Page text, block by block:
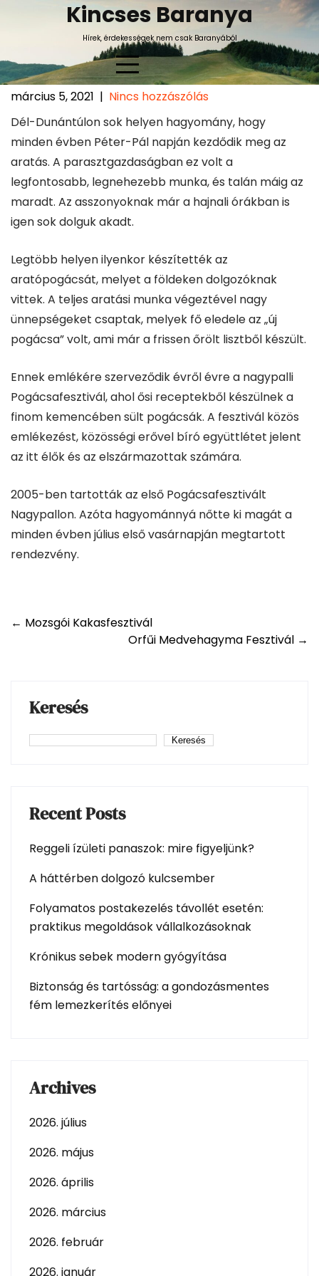
Kincses Baranya
Hírek, érdekességek nem csak Baranyából
Nagypall Pogácsafesztivál
március 5, 2021 | Nincs hozzászólás
Dél-Dunántúlon sok helyen hagyomány, hogy
minden évben Péter-Pál napján kezdődik meg az
aratás. A parasztgazdaságban ez volt a
legfontosabb, legnehezebb munka, és talán máig az
maradt. Az asszonyoknak már a hajnali órákban is
igen sok dolguk akadt.
Legtöbb helyen ilyenkor készítették az
aratópogácsát, melyet a földeken dolgozóknak
vittek. A teljes aratási munka végeztével nagy
ünnepségeket csaptak, melyek fő eledele az „új
pogácsa” volt, ami már a frissen őrölt lisztből készült.
Ennek emlékére szerveződik évről évre a nagypalli
Pogácsafesztivál, ahol ősi receptekből készülnek a
finom kemencében sült pogácsák. A fesztivál közös
emlékezést, közösségi erővel bíró együttlétet jelent
az itt élők és az elszármazottak számára.
2005-ben tartották az első Pogácsafesztivált
Nagypallon. Azóta hagyománnyá nőtte ki magát a
minden évben július első vasárnapján megtartott
rendezvény.
Post
navigation
← Mozsgói Kakasfesztivál
Orfűi Medvehagyma Fesztivál →
Keresés
Keresés
Recent Posts
Reggeli ízületi panaszok: mire figyeljünk?
A háttérben dolgozó kulcsember
Folyamatos postakezelés távollét esetén:
praktikus megoldások vállalkozásoknak
Krónikus sebek modern gyógyítása
Biztonság és tartósság: a gondozásmentes
fém lemezkerítés előnyei
Archives
2026. július
2026. május
2026. április
2026. március
2026. február
2026. január